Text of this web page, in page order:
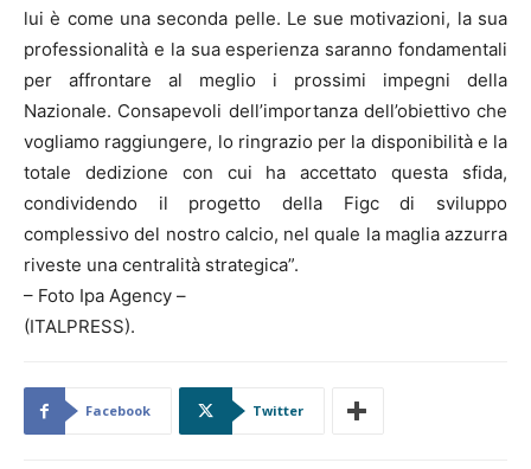
lui è come una seconda pelle. Le sue motivazioni, la sua
professionalità e la sua esperienza saranno fondamentali
per affrontare al meglio i prossimi impegni della
Nazionale. Consapevoli dell’importanza dell’obiettivo che
vogliamo raggiungere, lo ringrazio per la disponibilità e la
totale dedizione con cui ha accettato questa sfida,
condividendo il progetto della Figc di sviluppo
complessivo del nostro calcio, nel quale la maglia azzurra
riveste una centralità strategica”.
– Foto Ipa Agency –
(ITALPRESS).
Facebook Twitter